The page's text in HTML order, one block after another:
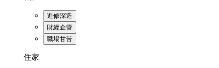
進修深造
財經企管
職場甘苦
住家